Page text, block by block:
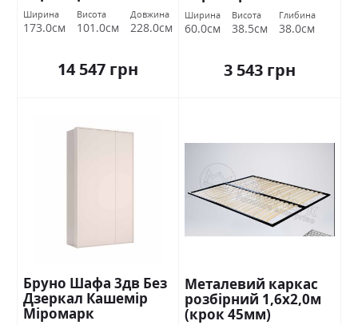
Ширина
173.0см
Висота
101.0см
Довжина
228.0см
14 547 грн
Ширина
60.0см
Висота
38.5см
Глибина
38.0см
3 543 грн
Бруно Шафа 3дв Без
Дзеркал Кашемір
Міромарк
Металевий каркас
розбірний 1,6х2,0м
(крок 45мм)